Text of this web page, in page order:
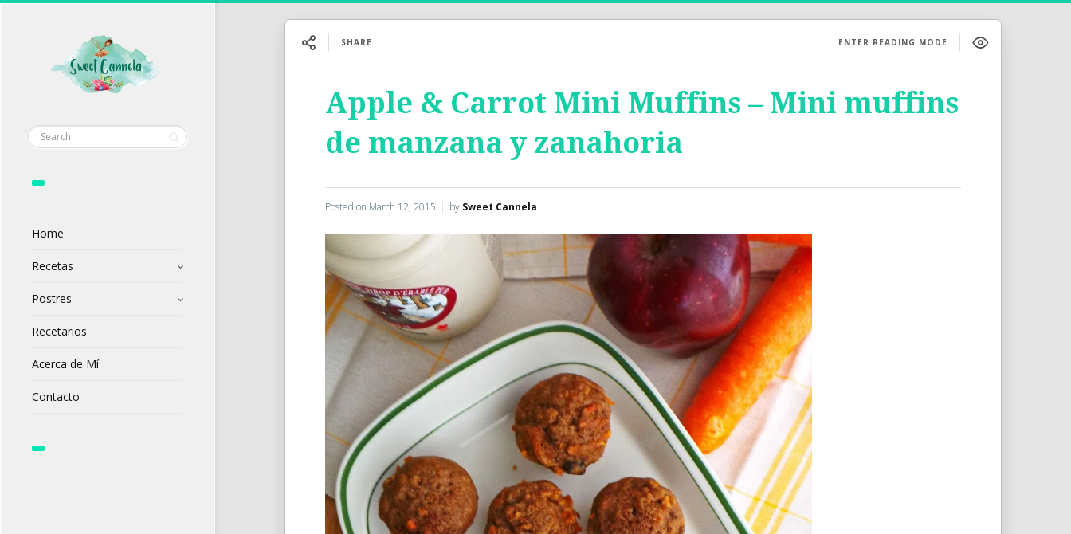
Home
Recetas
Postres
Recetarios
Acerca de Mí
Contacto
SHARE ENTER READING MODE
Apple & Carrot Mini Muffins – Mini muffins
de manzana y zanahoria
Posted on March 12, 2015 by Sweet Cannela